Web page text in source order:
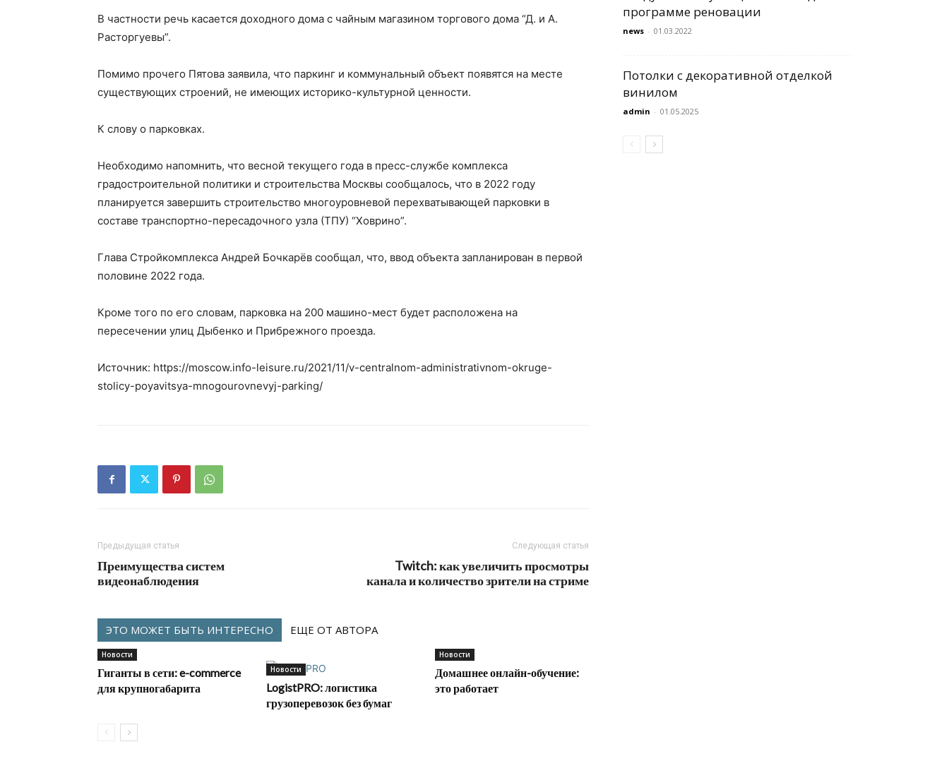
В частности речь касается доходного дома с чайным магазином торгового дома “Д. и А.
Расторгуевы”.
Помимо прочего Пятова заявила, что паркинг и коммунальный объект появятся на месте
существующих строений, не имеющих историко-культурной ценности.
К слову о парковках.
Необходимо напомнить, что весной текущего года в пресс-службе комплекса
градостроительной политики и строительства Москвы сообщалось, что в 2022 году
планируется завершить строительство многоуровневой перехватывающей парковки в
составе транспортно-пересадочного узла (ТПУ) “Ховрино”.
Глава Стройкомплекса Андрей Бочкарёв сообщал, что, ввод объекта запланирован в первой
половине 2022 года.
Кроме того по его словам, парковка на 200 машино-мест будет расположена на
пересечении улиц Дыбенко и Прибрежного проезда.
Источник: https://moscow.info-leisure.ru/2021/11/v-centralnom-administrativnom-okruge-
stolicy-poyavitsya-mnogourovnevyj-parking/
Предыдущая статья
Преимущества систем
видеонаблюдения
Следующая статья
Twitch: как увеличить просмотры
канала и количество зрители на стриме
ЭТО МОЖЕТ БЫТЬ ИНТЕРЕСНО ЕЩЕ ОТ АВТОРА
Новости
Гиганты в сети: e-commerce
для крупногабарита
Новости
LogistPRO: логистика
грузоперевозок без бумаг
Новости
Домашнее онлайн-обучение:
это работает
программе реновации
news - 01.03.2022
Потолки с декоративной отделкой
винилом
admin - 01.05.2025